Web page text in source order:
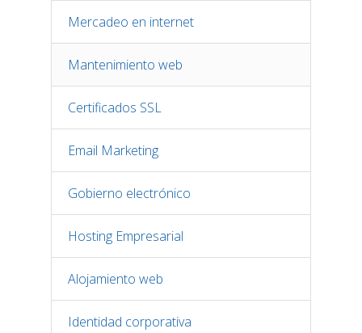
Mercadeo en internet
Mantenimiento web
Certificados SSL
Email Marketing
Gobierno electrónico
Hosting Empresarial
Alojamiento web
Identidad corporativa